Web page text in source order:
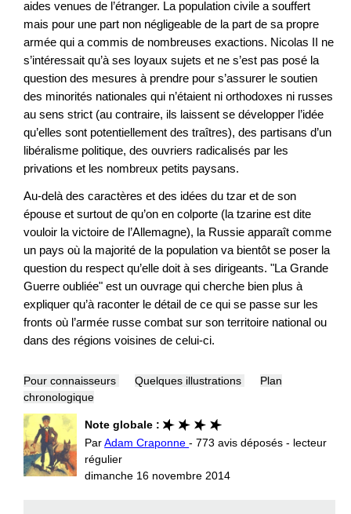
aides venues de l’étranger. La population civile a souffert
mais pour une part non négligeable de la part de sa propre
armée qui a commis de nombreuses exactions. Nicolas II ne
s’intéressait qu’à ses loyaux sujets et ne s’est pas posé la
question des mesures à prendre pour s’assurer le soutien
des minorités nationales qui n’étaient ni orthodoxes ni russes
au sens strict (au contraire, ils laissent se développer l’idée
qu’elles sont potentiellement des traîtres), des partisans d’un
libéralisme politique, des ouvriers radicalisés par les
privations et les nombreux petits paysans.
Au-delà des caractères et des idées du tzar et de son
épouse et surtout de qu’on en colporte (la tzarine est dite
vouloir la victoire de l’Allemagne), la Russie apparaît comme
un pays où la majorité de la population va bientôt se poser la
question du respect qu’elle doit à ses dirigeants. "La Grande
Guerre oubliée" est un ouvrage qui cherche bien plus à
expliquer qu’à raconter le détail de ce qui se passe sur les
fronts où l’armée russe combat sur son territoire national ou
dans des régions voisines de celui-ci.
Pour connaisseurs Quelques illustrations
Plan
chronologique
Note globale :
ParAdam Craponne- 773 avis déposés - lecteur
régulier
dimanche 16 novembre 2014